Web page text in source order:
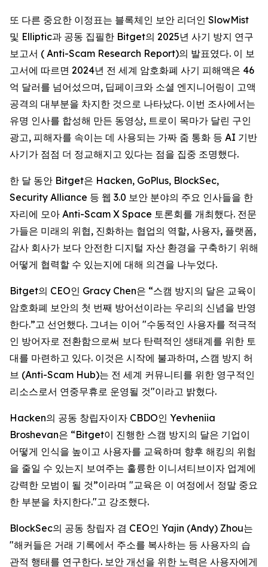
또 다른 중요한 이정표는 블록체인 보안 리더인 SlowMist
및 Elliptic과 공동 집필한 Bitget의 2025년 사기 방지 연구
보고서 ( Anti-Scam Research Report)의 발표였다. 이 보
고서에 따르면 2024년 전 세계 암호화폐 사기 피해액은 46
억 달러를 넘어섰으며, 딥페이크와 소셜 엔지니어링이 고액
공격의 대부분을 차지한 것으로 나타났다. 이번 조사에서는
유명 인사를 합성해 만든 동영상, 트로이 목마가 달린 구인
광고, 피해자를 속이는 데 사용되는 가짜 줌 통화 등 AI 기반
사기가 점점 더 정교해지고 있다는 점을 집중 조명했다.
한 달 동안 Bitget은 Hacken, GoPlus, BlockSec,
Security Alliance 등 웹 3.0 보안 분야의 주요 인사들을 한
자리에 모아 Anti-Scam X Space 토론회를 개최했다. 전문
가들은 미래의 위협, 진화하는 협업의 역할, 사용자, 플랫폼,
감사 회사가 보다 안전한 디지털 자산 환경을 구축하기 위해
어떻게 협력할 수 있는지에 대해 의견을 나누었다.
Bitget의 CEO인 Gracy Chen은 “스캠 방지의 달은 교육이
암호화폐 보안의 첫 번째 방어선이라는 우리의 신념을 반영
한다.”고 선언했다. 그녀는 이어 "수동적인 사용자를 적극적
인 방어자로 전환함으로써 보다 탄력적인 생태계를 위한 토
대를 마련하고 있다. 이것은 시작에 불과하며, 스캠 방지 허
브 (Anti-Scam Hub)는 전 세계 커뮤니티를 위한 영구적인
리소스로서 연중무휴로 운영될 것"이라고 밝혔다.
Hacken의 공동 창립자이자 CBDO인 Yevheniia
Broshevan은 “Bitget이 진행한 스캠 방지의 달은 기업이
어떻게 인식을 높이고 사용자를 교육하며 향후 해킹의 위험
을 줄일 수 있는지 보여주는 훌륭한 이니셔티브이자 업계에
강력한 모범이 될 것”이라며 "교육은 이 여정에서 정말 중요
한 부분을 차지한다."고 강조했다.
BlockSec의 공동 창립자 겸 CEO인 Yajin (Andy) Zhou는
"해커들은 거래 기록에서 주소를 복사하는 등 사용자의 습
관적 행태를 연구한다. 보안 개선을 위한 노력은 사용자에게